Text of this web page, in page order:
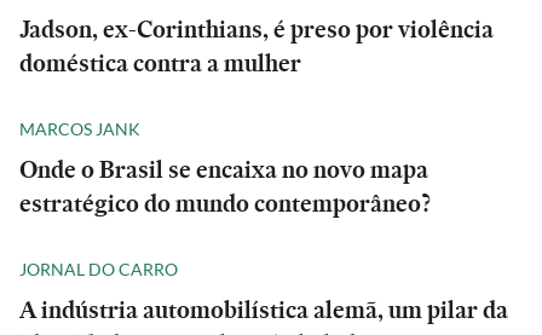
Jadson, ex-Corinthians, é preso por violência
doméstica contra a mulher
MARCOS JANK
Onde o Brasil se encaixa no novo mapa
estratégico do mundo contemporâneo?
JORNAL DO CARRO
A indústria automobilística alemã, um pilar da